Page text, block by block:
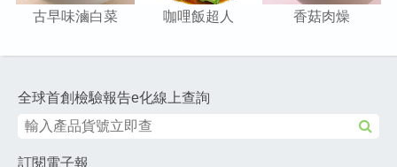
古早味滷白菜 咖哩飯超人 香菇肉燥
全球首創檢驗報告e化線上查詢
訂閱電子報